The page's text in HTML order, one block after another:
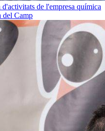
de l'empresa química
del Camp